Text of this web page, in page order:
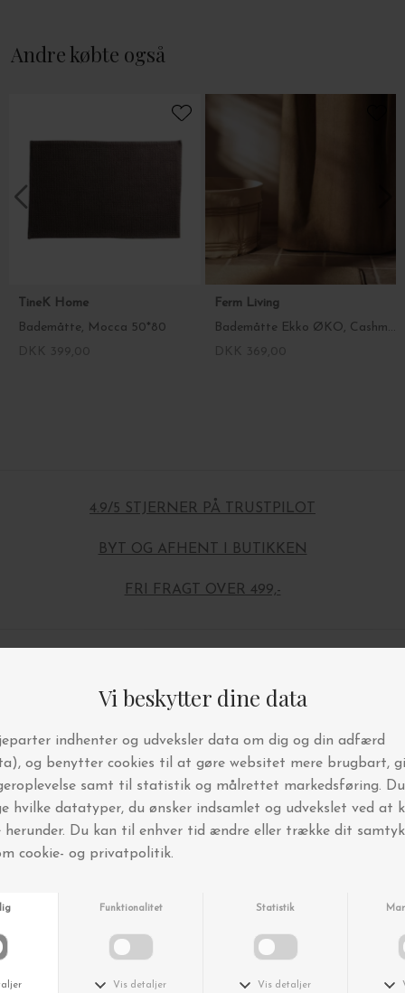
Andre købte også
TineK Home
Bademåtte, Mocca 50*80
Ferm Living
Bademåtte Ekko ØKO, Cashmere - 50*70
4.9/5 STJERNER PÅ TRUSTPILOT
BYT OG AFHENT I BUTIKKEN
FRI FRAGT OVER 499,-
Andre købte også